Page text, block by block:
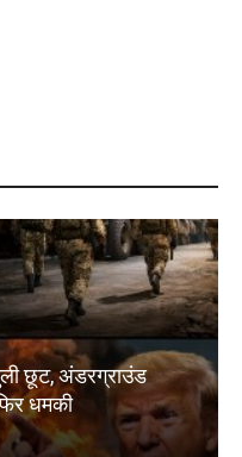
छूट, अंडरग्राउंड
धमकी